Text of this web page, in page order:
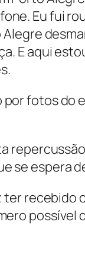
Eu fui
E aqui
fotos do
se espera
ter
possível